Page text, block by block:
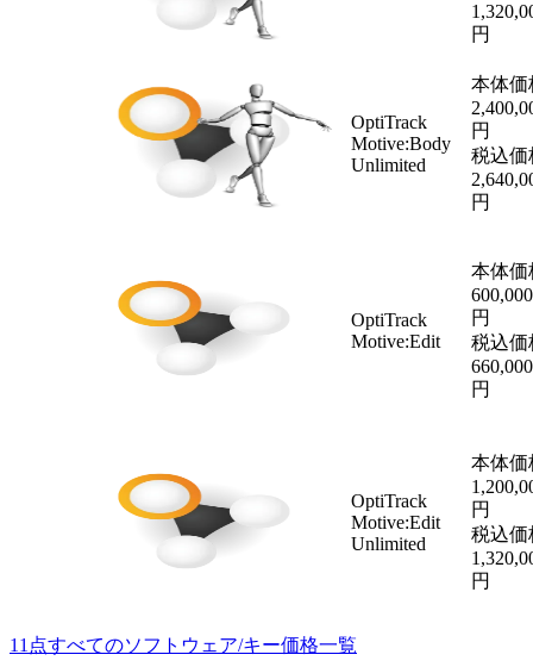
円
OptiTrack
Motive:Body
Unlimited
本体価
円
税込価
円
OptiTrack
Motive:Edit
本体価
600,000
円
税込価
660,000
円
OptiTrack
Motive:Edit
Unlimited
本体価
円
税込価
円
11点すべてのソフトウェア/キー価格一覧